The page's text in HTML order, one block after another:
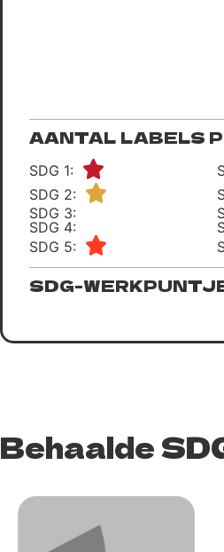
AANTAL LABELS
SDG 1:
SDG 2:
SDG 3:
SDG 4:
SDG 5:
SDG-
Behaalde